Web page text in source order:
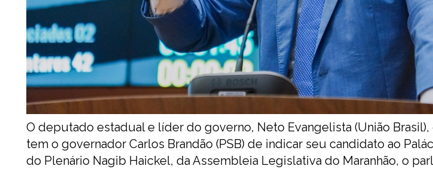
O deputado estadual e líder do governo, Neto Evangelista (União
tem o governador Carlos Brandão (PSB) de indicar seu candidato ao
do Plenário Nagib Haickel, da Assembleia Legislativa do Maranhão, o